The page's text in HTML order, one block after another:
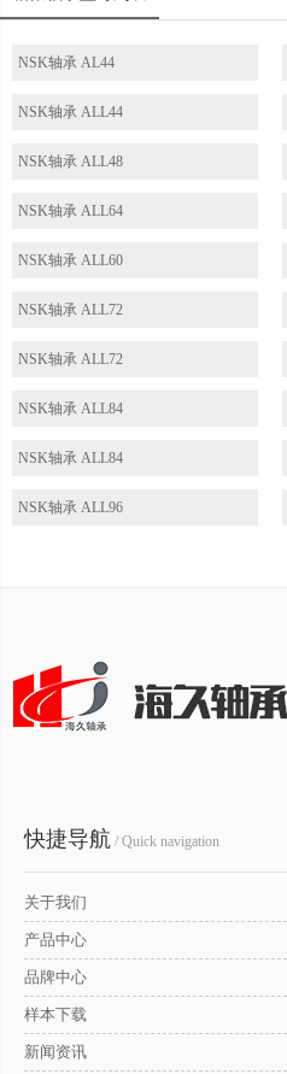
NSK轴承 AL44
NSK轴承 ALL44
NSK轴承 ALL48
NSK轴承 ALL64
NSK轴承 ALL60
NSK轴承 ALL72
NSK轴承 ALL72
NSK轴承 ALL84
NSK轴承 ALL84
NSK轴承 ALL96
快捷导航 / Quick navigation
关于我们
产品中心
品牌中心
样本下载
新闻资讯